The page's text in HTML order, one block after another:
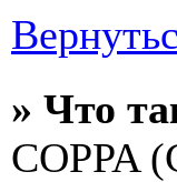
» Что
COPPA